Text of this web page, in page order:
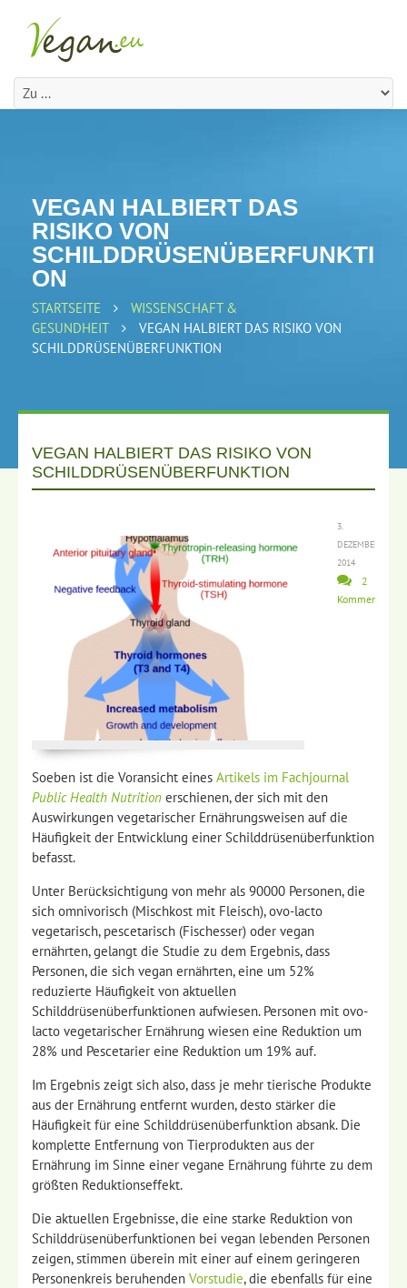
VEGAN HALBIERT DAS
RISIKO VON
SCHILDDRÜSENÜBERFUNKTI
ON
STARTSEITE
WISSENSCHAFT &
GESUNDHEIT
VEGAN HALBIERT DAS RISIKO VON
SCHILDDRÜSENÜBERFUNKTION
VEGAN HALBIERT DAS RISIKO VON
SCHILDDRÜSENÜBERFUNKTION
3.
DEZEMBER
2014
2
Kommentare
Soeben ist die Voransicht eines Artikels im Fachjournal
Public Health Nutrition erschienen, der sich mit den
Auswirkungen vegetarischer Ernährungsweisen auf die
Häufigkeit der Entwicklung einer Schilddrüsenüberfunktion
befasst.
Unter Berücksichtigung von mehr als 90000 Personen, die
sich omnivorisch (Mischkost mit Fleisch), ovo-lacto
vegetarisch, pescetarisch (Fischesser) oder vegan
ernährten, gelangt die Studie zu dem Ergebnis, dass
Personen, die sich vegan ernährten, eine um 52%
reduzierte Häufigkeit von aktuellen
Schilddrüsenüberfunktionen aufwiesen. Personen mit ovo-
lacto vegetarischer Ernährung wiesen eine Reduktion um
28% und Pescetarier eine Reduktion um 19% auf.
Im Ergebnis zeigt sich also, dass je mehr tierische Produkte
aus der Ernährung entfernt wurden, desto stärker die
Häufigkeit für eine Schilddrüsenüberfunktion absank. Die
komplette Entfernung von Tierprodukten aus der
Ernährung im Sinne einer vegane Ernährung führte zu dem
größten Reduktionseffekt.
Die aktuellen Ergebnisse, die eine starke Reduktion von
Schilddrüsenüberfunktionen bei vegan lebenden Personen
zeigen, stimmen überein mit einer auf einem geringeren
Personenkreis beruhenden Vorstudie, die ebenfalls für eine